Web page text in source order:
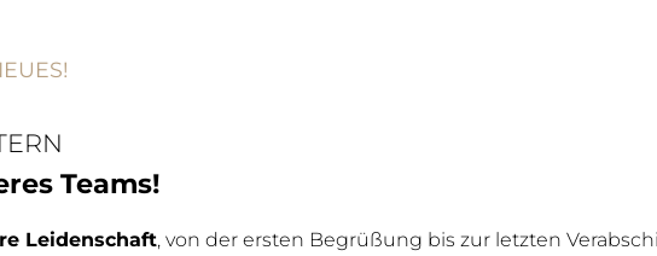
Teams!
Leidenschaft, von der ersten Begrüßung bis zur letzten